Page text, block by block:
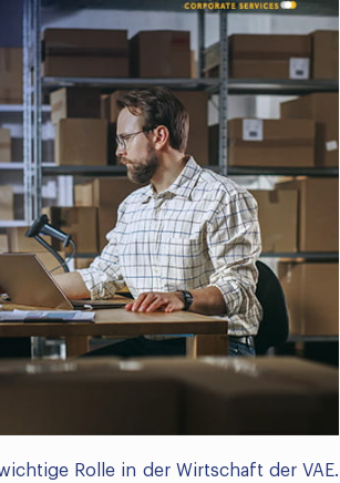
Rolle in der Wirtschaft der VAE.